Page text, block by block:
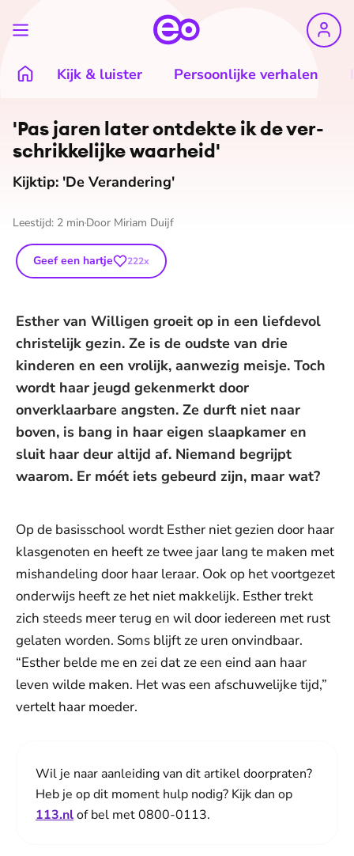
Kijk & luister Persoonlijke verhalen
'Pas jaren later ontdekte ik de ver­
schrik­ke­lij­ke waarheid'
Kijktip: 'De Verandering'
Leestijd: 2 min Door Miriam Duijf
Geef een hartje 222x
Esther van Willigen groeit op in een liefdevol
christelijk gezin. Ze is de oudste van drie
kinderen en een vrolijk, aanwezig meisje. Toch
wordt haar jeugd gekenmerkt door
onverklaarbare angsten. Ze durft niet naar
boven, is bang in haar eigen slaapkamer en
sluit haar deur altijd af. Niemand begrijpt
waarom. Er móét iets gebeurd zijn, maar wat?
Op de basisschool wordt Esther niet gezien door haar
klasgenoten en heeft ze twee jaar lang te maken met
mishandeling door haar leraar. Ook op het voortgezet
onderwijs heeft ze het niet makkelijk. Esther trekt
zich steeds meer terug en wil door iedereen met rust
gelaten worden. Soms blijft ze uren onvindbaar.
“Esther belde me en zei dat ze een eind aan haar
leven wilde maken. Het was een afschuwelijke tijd,”
vertelt haar moeder.
Wil je naar aanleiding van dit artikel doorpraten?
Heb je op dit moment hulp nodig? Kijk dan op
113.nlof bel met 0800-0113.